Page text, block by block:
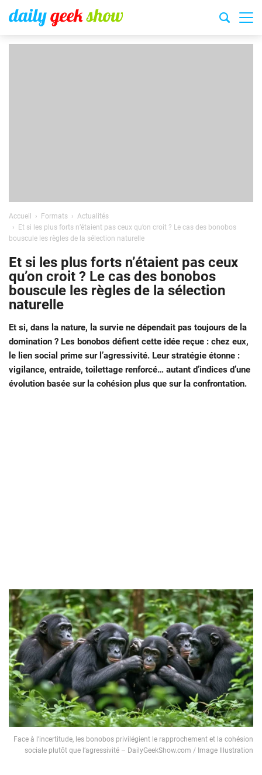
Accueil Formats
Actualités
Et si les plus forts n’étaient pas ceux qu’on croit ? Le cas des bonobos
bouscule les règles de la sélection naturelle
Et si les plus forts n’étaient pas ceux
qu’on croit ? Le cas des bonobos
bouscule les règles de la sélection
naturelle
Et si, dans la nature, la survie ne dépendait pas toujours de la
domination ? Les bonobos défient cette idée reçue : chez eux,
le lien social prime sur l’agressivité. Leur stratégie étonne :
vigilance, entraide, toilettage renforcé… autant d’indices d’une
évolution basée sur la cohésion plus que sur la confrontation.
Face à l’incertitude, les bonobos privilégient le rapprochement et la cohésion
sociale plutôt que l’agressivité – DailyGeekShow.com / Image Illustration